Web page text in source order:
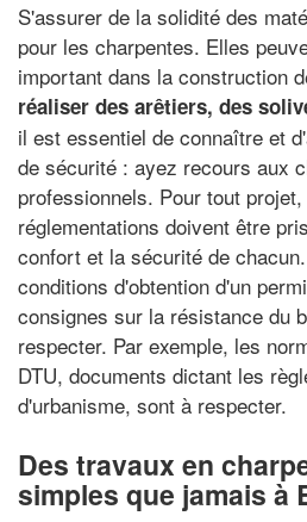
S'assurer de la solidité des
pour les charpentes. Elles
important dans la construction
réaliser des arêtiers, des
il est essentiel de connaître et
de sécurité : ayez recours aux
professionnels. Pour tout
réglementations doivent être
confort et la sécurité de
conditions d'obtention d'un
consignes sur la résistance du
respecter. Par exemple, les
DTU, documents dictant les
d'urbanisme, sont à respecter.
Des travaux en
simples que jamais à